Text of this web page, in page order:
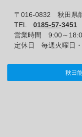
〒016-0832 秋田県
TEL 0185-57-3451
営業時間 9:00～
定休日 毎週火曜日・
秋田